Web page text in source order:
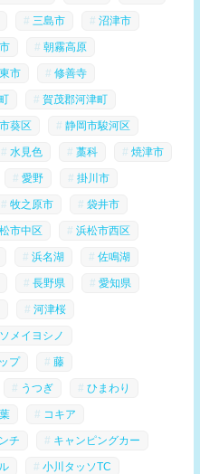
三島市 沼津市
朝霧高原
市 修善寺
賀茂郡河津町
葵区 静岡市駿河区
水見色 藁科 焼津市
愛野 掛川市
牧之原市 袋井市
市中区 浜松市西区
浜名湖 佐鳴湖
長野県 愛知県
河津桜
ソメイヨシノ
プ 藤
うつぎ ひまわり
コキア
チ キャンピングカー
小川タッソTC